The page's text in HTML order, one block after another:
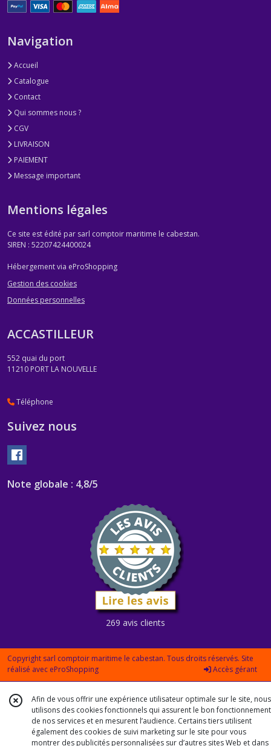
Navigation
Accueil
Catalogue
Contact
Qui sommes nous ?
CGV
LIVRAISON
PAIEMENT
Message important
Mentions légales
Ce site est édité par sarl comptoir maritime le cabestan.
SIREN : 52207424400024
Hébergement via eProShopping
Gestion des cookies
Données personnelles
ACCASTILLEUR
552 quai du port
11210 PORT LA NOUVELLE
Téléphone
Suivez nous
Note globale : 4,8/5
269 avis clients
Copyright sarl comptoir maritime le cabestan. Tous droits réservés. Site
réalisé avec eProShopping Accès gérant
Afin de vous offrir une expérience utilisateur optimale sur le site, nous
utilisons des cookies fonctionnels qui assurent le bon fonctionnement
de nos services et en mesurent l’audience. Certains tiers utilisent
également des cookies de suivi marketing sur le site pour vous
montrer des publicités personnalisées sur d’autres sites Web et dans